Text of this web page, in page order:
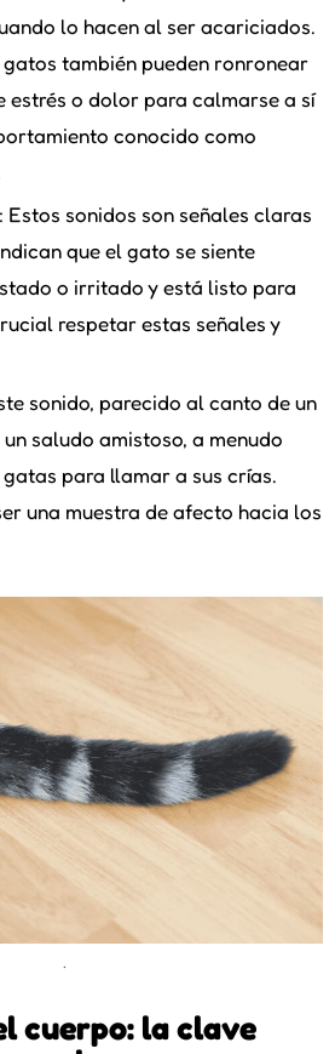
lo hacen al ser acariciados.
gatos también pueden ronronear
estrés o dolor para calmarse a sí
conocido como
: Estos sonidos son señales claras
que el gato se siente
o irritado y está listo para
respetar estas señales y
sonido, parecido al canto de un
saludo amistoso, a menudo
para llamar a sus crías.
una muestra de afecto hacia los
.
cuerpo: la clave